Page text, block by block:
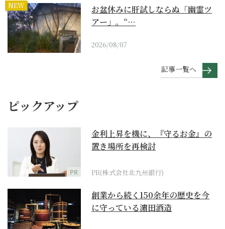
NEW
お盆休みに肝試しならぬ「幽霊ツ
アー」。“…
2026/08/07
記事一覧へ
ピックアップ
PR
金利上昇を機に、『守るお金』の
置き場所を再検討
PR(株式会社北九州銀行)
創業から続く150余年の歴史を今
に守っている濵田酒造